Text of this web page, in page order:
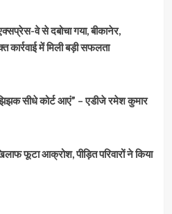
वे से दबोचा गया, बीकानेर,
में मिली बड़ी सफलता
सीधे कोर्ट आएं” – एडीजे रमेश कुमार
फूटा आक्रोश, पीड़ित परिवारों ने किया